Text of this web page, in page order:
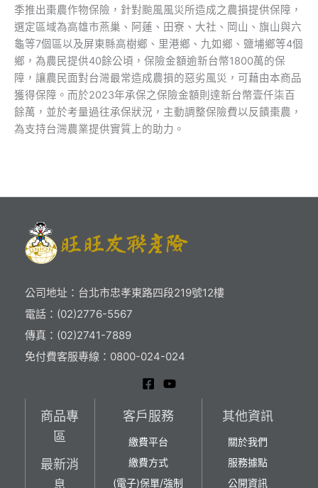
季推出棗農作物保險，針對颱風風災所造成之農損提供保障，
選定區域為高雄市燕巢、阿蓮、田寮、大社、岡山、旗山與六
龜等7個區以及屏東縣高樹鄉、里港鄉、九如鄉、鹽埔鄉等4個
鄉，為農民提供40餘公頃，保險金額逾新台幣1800萬的保
障，讓農民面對台灣最常造成農損的惡劣風災，可藉由本商品
獲得保障。而於2023年承保之保險金額則達新台幣壹仟柒百
餘萬，並於考量過往承保狀況，主動調整保險費以反饋棗農，
為支持台灣農業提供實質上的助力。
公司地址：台北市忠孝東路四段219號12樓
電話：(02)2776-5567
傳真：(02)2741-7889
免付費客服專線：0800-024-024
商品專
區
最新消
息
客戶服務
繳費平台
繳費方式
(電子)保單/強制
其他資訊
關於我們
服務據點
公開資訊